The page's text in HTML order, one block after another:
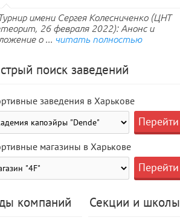
имени Сергея Колесниченко (ЦНТ
26 февраля 2022): Анонс и
о ... читать полностью
поиск заведений
заведения в Харькове
магазины в Харькове
компаний Секции и школы